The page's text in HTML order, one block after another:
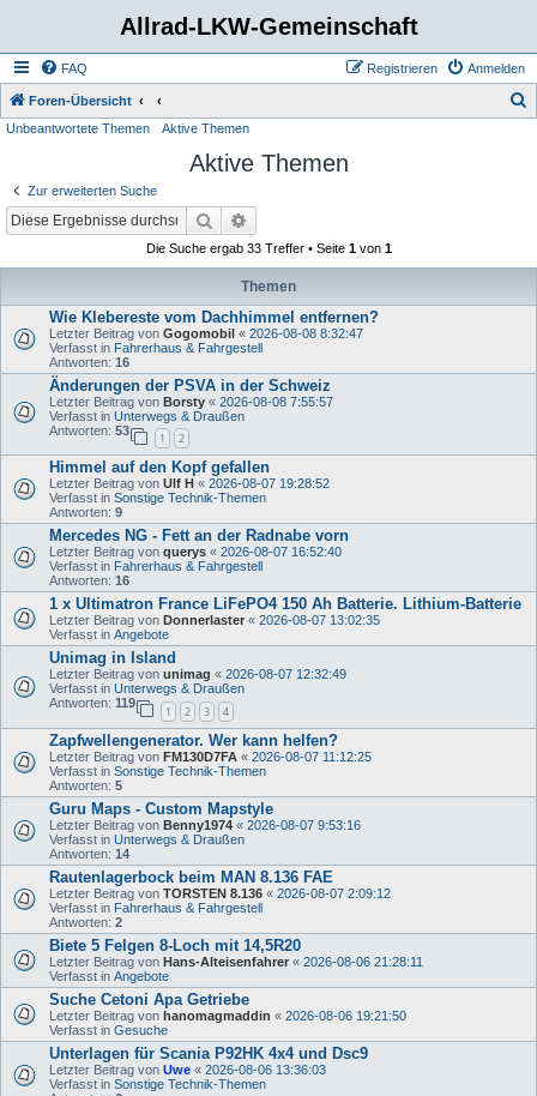
Allrad-LKW-Gemeinschaft
FAQ Anmelden
Registrieren
Foren-Übersicht
Unbeantwortete Themen Aktive Themen
Aktive Themen
Zur erweiterten Suche
Suche
Die Suche ergab 33 Treffer • Seite 1von 1
Themen
Wie Klebereste vom Dachhimmel entfernen?
Letzter Beitrag von Gogomobil « 2026-08-08 8:32:47
Verfasst in Fahrerhaus & Fahrgestell
Antworten: 16
Änderungen der PSVA in der Schweiz
Letzter Beitrag von Borsty « 2026-08-08 7:55:57
Verfasst in Unterwegs & Draußen
Antworten: 53
1 2
Himmel auf den Kopf gefallen
Letzter Beitrag von Ulf H « 2026-08-07 19:28:52
Verfasst in Sonstige Technik-Themen
Antworten: 9
Mercedes NG - Fett an der Radnabe vorn
Letzter Beitrag von querys « 2026-08-07 16:52:40
Verfasst in Fahrerhaus & Fahrgestell
Antworten: 16
1 x Ultimatron France LiFePO4 150 Ah Batterie. Lithium-Batterie
Letzter Beitrag von Donnerlaster « 2026-08-07 13:02:35
Verfasst in Angebote
Unimag in Island
Letzter Beitrag von unimag « 2026-08-07 12:32:49
Verfasst in Unterwegs & Draußen
Antworten: 119
1 2 3 4
Zapfwellengenerator. Wer kann helfen?
Letzter Beitrag von FM130D7FA « 2026-08-07 11:12:25
Verfasst in Sonstige Technik-Themen
Antworten: 5
Guru Maps - Custom Mapstyle
Letzter Beitrag von Benny1974 « 2026-08-07 9:53:16
Verfasst in Unterwegs & Draußen
Antworten: 14
Rautenlagerbock beim MAN 8.136 FAE
Letzter Beitrag von TORSTEN 8.136 « 2026-08-07 2:09:12
Verfasst in Fahrerhaus & Fahrgestell
Antworten: 2
Biete 5 Felgen 8-Loch mit 14,5R20
Letzter Beitrag von Hans-Alteisenfahrer « 2026-08-06 21:28:11
Verfasst in Angebote
Suche Cetoni Apa Getriebe
Letzter Beitrag von hanomagmaddin « 2026-08-06 19:21:50
Verfasst in Gesuche
Unterlagen für Scania P92HK 4x4 und Dsc9
Letzter Beitrag von Uwe « 2026-08-06 13:36:03
Verfasst in Sonstige Technik-Themen